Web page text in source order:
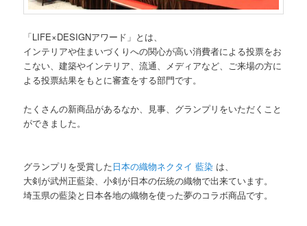
「LIFE×DESIGNアワード」とは、
インテリアや住まいづくりへの関心が高い消費者による投票をお
こない、建築やインテリア、流通、メディアなど、ご来場の方に
よる投票結果をもとに審査をする部門です。
たくさんの新商品があるなか、見事、グランプリをいただくこと
ができました。
グランプリを受賞した日本の織物ネクタイ 藍染 は、
大剣が武州正藍染、小剣が日本の伝統の織物で出来ています。
埼玉県の藍染と日本各地の織物を使った夢のコラボ商品です。